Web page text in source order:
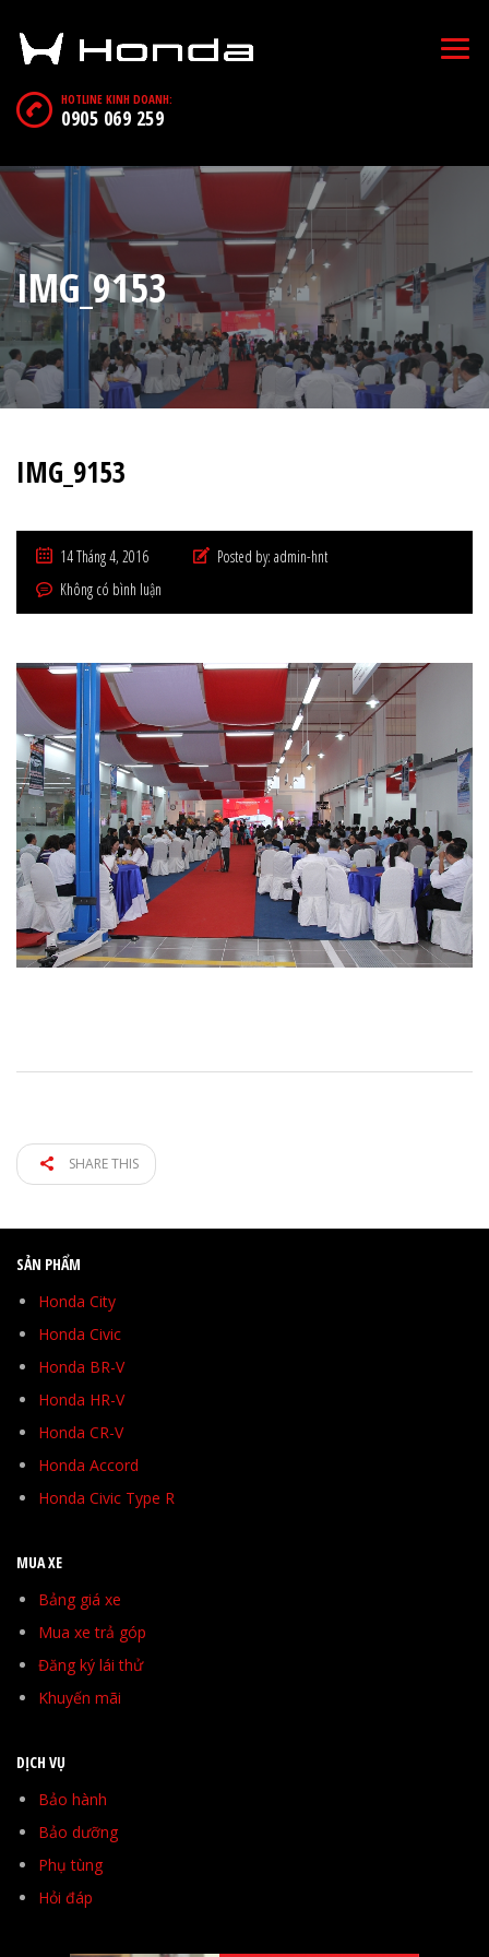
HOTLINE KINH DOANH:
0905 069 259
IMG_9153
IMG_9153
14 Tháng 4, 2016 Posted by: admin-hnt
Không có bình luận
SHARE THIS
SẢN PHẨM
Honda City
Honda Civic
Honda BR-V
Honda HR-V
Honda CR-V
Honda Accord
Honda Civic Type R
MUA XE
Bảng giá xe
Mua xe trả góp
Đăng ký lái thử
Khuyến mãi
DỊCH VỤ
Bảo hành
Bảo dưỡng
Phụ tùng
Hỏi đáp